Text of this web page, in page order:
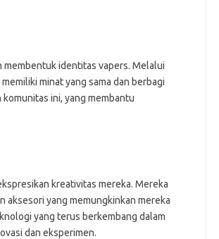
membentuk identitas vapers. Melalui
minat yang sama dan berbagi
ini, yang membantu
kreativitas mereka. Mereka
aksesori yang memungkinkan mereka
yang terus berkembang dalam
dan eksperimen.